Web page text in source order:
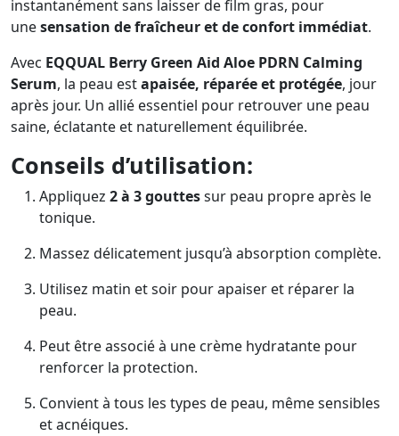
instantanément sans laisser de film gras, pour
unesensation de fraîcheur et de confort immédiat.
Avec EQQUAL Berry Green Aid Aloe PDRN Calming
Serum, la peau estapaisée, réparée et protégée, jour
après jour. Un allié essentiel pour retrouver une peau
saine, éclatante et naturellement équilibrée.
Conseils d’utilisation:
Appliquez 2 à 3 gouttessur peau propre après le
tonique.
Massez délicatement jusqu’à absorption complète.
Utilisez matin et soir pour apaiser et réparer la
peau.
Peut être associé à une crème hydratante pour
renforcer la protection.
Convient à tous les types de peau, même sensibles
et acnéiques.